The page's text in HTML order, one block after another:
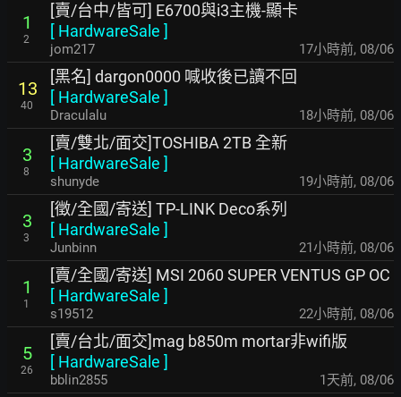
1
2
[賣/台中/皆可] E6700與i3主機-顯卡
[ HardwareSale ]
jom217 17小時前, 08/06
13
40
[黑名] dargon0000 喊收後已讀不回
[ HardwareSale ]
Draculalu 18小時前, 08/06
3
8
[賣/雙北/面交]TOSHIBA 2TB 全新
[ HardwareSale ]
shunyde 19小時前, 08/06
3
3
[徵/全國/寄送] TP-LINK Deco系列
[ HardwareSale ]
Junbinn 21小時前, 08/06
1
1
[賣/全國/寄送] MSI 2060 SUPER VENTUS GP OC
[ HardwareSale ]
s19512 22小時前, 08/06
5
26
[賣/台北/面交]mag b850m mortar非wifi版
[ HardwareSale ]
bblin2855 1天前, 08/06